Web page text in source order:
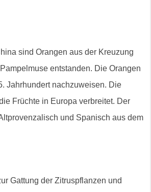
sind Orangen aus der Kreuzung
entstanden. Die Orangen
Jahrhundert nachzuweisen. Die
Früchte in Europa verbreitet. Der
und Spanisch aus dem
Gattung der Zitruspflanzen und